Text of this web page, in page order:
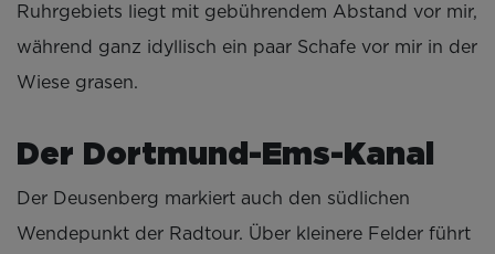
Ruhrgebiets liegt mit gebührendem Abstand vor mir,
während ganz idyllisch ein paar Schafe vor mir in der
Wiese grasen.
Der Dortmund-Ems-Kanal
Der Deusenberg markiert auch den südlichen
Wendepunkt der Radtour. Über kleinere Felder führt